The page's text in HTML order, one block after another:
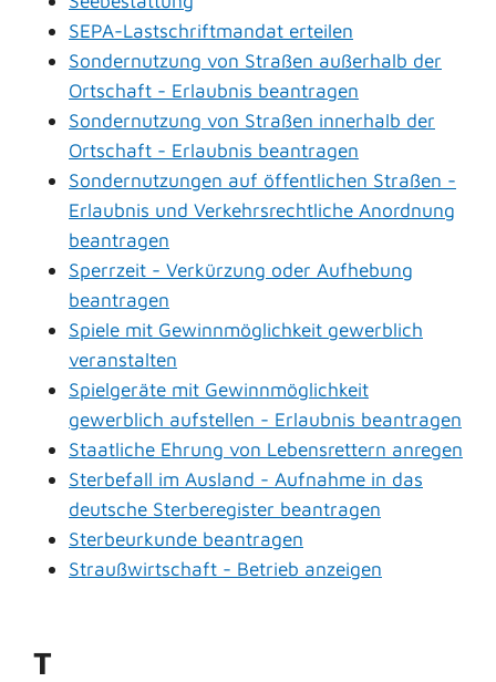
SEPA-Lastschriftmandat erteilen
Sondernutzung von Straßen außerhalb der
Ortschaft - Erlaubnis beantragen
Sondernutzung von Straßen innerhalb der
Ortschaft - Erlaubnis beantragen
Sondernutzungen auf öffentlichen Straßen -
Erlaubnis und Verkehrsrechtliche Anordnung
beantragen
Sperrzeit - Verkürzung oder Aufhebung
beantragen
Spiele mit Gewinnmöglichkeit gewerblich
veranstalten
Spielgeräte mit Gewinnmöglichkeit
gewerblich aufstellen - Erlaubnis beantragen
Staatliche Ehrung von Lebensrettern anregen
Sterbefall im Ausland - Aufnahme in das
deutsche Sterberegister beantragen
Sterbeurkunde beantragen
Straußwirtschaft - Betrieb anzeigen
T